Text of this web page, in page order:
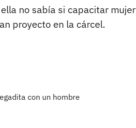
no sabía si capacitar
proyecto en la cárcel.
con un hombre